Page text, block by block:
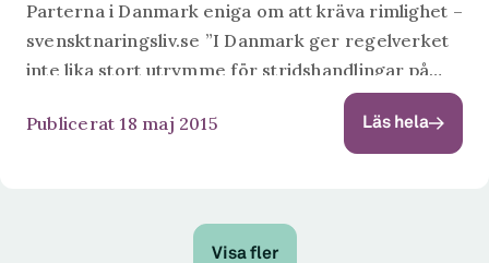
Parterna i Danmark eniga om att kräva rimlighet –
svensktnaringsliv.se ”I Danmark ger regelverket
inte lika stort utrymme för stridshandlingar på
arbetsmarknaden som i Sverige. I vårt södra
grannland har parterna enats om vad som...
Publicerat 18 maj 2015 Läs hela
Visa fler